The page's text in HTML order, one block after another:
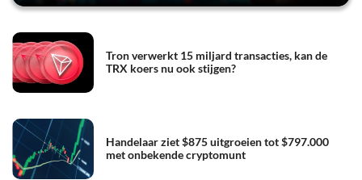
Tron verwerkt 15 miljard transacties, kan de
TRX koers nu ook stijgen?
Handelaar ziet $875 uitgroeien tot $797.000
met onbekende cryptomunt